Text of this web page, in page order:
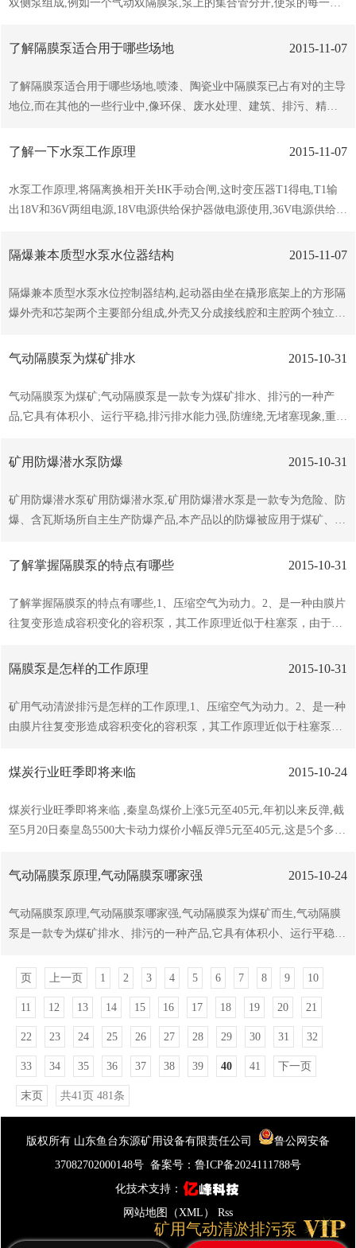
气动隔膜泵,就来山东鱼台东...
双侧泵组成,例如一个气动双隔膜泵,泵上的集合管分开,使泵的每一侧
异相输出变为同相,隔膜式隔离阀可选用在泵的每一侧出口,从而防止
一起使用,从而多种混合,隔膜失效监测系统,用于检测隔膜泵隔膜的泄
漏,该系统包括泵,该泵具有一个工作室,内装工作液,一个泵送室,用以泵
工作室相连接,...
2015-11-07
了解隔膜泵适合用于哪些场地
了解隔膜泵适合用于哪些场地,喷漆、陶瓷业中隔膜泵已占有对的主导
地位,而在其他的一些行业中,像环保、废水处理、建筑、排污、精细
气动隔膜泵的势在于哪里吗,我们一起来了解下吧1、由于用空气作动
度的流体。而离心泵的工作点是以水为基准设定好的，如果用于粘度
稍的流体，则需要配套减速机或变频调速器，成本就大大的提了，对
第二、工作中无热量产生，机器不会过热；第三、...
2015-11-07
了解一下水泵工作原理
水泵工作原理,将隔离换相开关HK手动合闸,这时变压器T1得电,T1输
出18V和36V两组电源,18V电源供给保护器做电源使用,36V电源供给真
电后行自检,无故障刚进入等待起动的状态,当需要就地控制时,将工件
得电吸合,通过辅助节点KM-2保持,需要停止时,按下停止按钮“TA1”,真
空接触器KM失电,负载断开当需要远方控制时，将工件模式选择为“远
2015-11-07
隔爆兼本质型水泵水位器结构
隔爆兼本质型水泵水位控制器结构,起动器由坐在撬形底架上的方形隔
爆外壳和芯架两个主要部分组成,外壳又分成接线腔和主腔两个独立的
了维护方便,其他电气元件都安置在式芯架上。起动器前门为平面止口
左侧的铰链转动至完全打开的位置,前门与隔离换向开关设有可靠的联
锁装置,只有按下机壳右侧的停止按钮杆,转动隔离向开关至停止位置,
前来咨询我们,我们期待你的光临,...
2015-10-31
气动隔膜泵为煤矿排水
气动隔膜泵为煤矿;气动隔膜泵是一款专为煤矿排水、排污的一种产
品,它具有体积小、运行平稳,排污排水能力强,防缠绕,无堵塞现象,重量
仓井底主排水以及主井井底散煤仓自动排水等 气动隔膜泵采用空气转
维、适用于要求隔爆的工作环境,该气动隔膜泵叶轮采用单流道或双流
道形式,防爆排污泵类似于一截面大小相同的弯管,具有好的过流性,配
应用于学校、老塘、医...
2015-10-31
矿用防爆潜水泵防爆
矿用防爆潜水泵矿用防爆潜水泵,矿用防爆潜水泵是一款专为危险、防
爆、含瓦斯场所自主生产防爆产品,本产品以的防爆被应用于煤矿、铁
作为静密封，结构好，采用橡胶硫化曲线控制技术保障了O型圈耐潮
护，地为转动摩擦副提供润滑，形成流体膜润滑保护，同时释放在运
动过程中积聚的热量，从而延长了机械密封的使用，确保了密封。矿
爆...
2015-10-31
了解掌握隔膜泵的特点有哪些
了解掌握隔膜泵的特点有哪些,1、压缩空气为动力。2、是一种由膜片
往复变形造成容积变化的容积泵，其工作原理近似于柱塞泵，由于隔
压缩空气作动力，在排气时是一个膨胀吸热的过程，气动泵工作时温
不用电力作动力，接地后又防止了静电火花（3）可以通过含颗粒液
体：因为容积式工作且为球阀，所以不容易被堵。（4）对物料的剪
量。（6）具有自吸的。（7）可以空运行...
2015-10-31
隔膜泵是怎样的工作原理
矿用气动清淤排污是怎样的工作原理,1、压缩空气为动力。2、是一种
由膜片往复变形造成容积变化的容积泵，其工作原理近似于柱塞泵，
过热：压缩空气作动力，在排气时是一个膨胀吸热的过程，气动泵工
隔膜泵不用电力作动力，接地后又防止了静电火花（3）可以通过含
颗粒液体：因为容积式工作且为球阀，所以不容易被堵。（4）对物
阀来流量。（6）具有自吸的。（7）可...
2015-10-24
煤炭行业旺季即将来临
煤炭行业旺季即将来临 ,秦皇岛煤价上涨5元至405元,年初以来反弹,截
至5月20日秦皇岛5500大卡动力煤价小幅反弹5元至405元,这是5个多月
吨,秦皇岛锚地船舶数量由37艘增加至53艘,这是近6个月以来的值,煤炭
降20,库存天数18天,与上周持平,日耗量环上涨1.4至61万吨,同下降1.2,
截至5月10日,电厂库存5500万吨,连续6个月下跌,累计跌幅44,同下跌26,
2015-10-24
气动隔膜泵原理,气动隔膜泵哪家强
气动隔膜泵原理,气动隔膜泵哪家强,气动隔膜泵为煤矿而生,气动隔膜
泵是一款专为煤矿排水、排污的一种产品,它具有体积小、运行平稳,
足煤矿立井、斜井施工排水、矿井无水仓井底主排水以及主井井底散
煤仓自动排水等,气动隔膜泵采用空气转化成动力,独特的结构和新型
机械密封,能地输送含有固体物和长纤维、适用于要求隔爆的工作环
境,该气动隔膜泵叶轮采用单流道或双流道形式,防爆排污泵类似于一
膜泵具率、叶轮经动静平衡试验,使泵在运行中无振动,气动隔膜泵一
款为煤矿而生的排污...
页 上一页 1 2 3 4 5 6 7 8 9 10
11 12 13 14 15 16 17 18 19 20 21
22 23 24 25 26 27 28 29 30 31 32
33 34 35 36 37 38 39 40 41 下一页
末页 共41页 481条
版权所有 山东鱼台东源矿用设备有限责任公司
鲁公网安备
37082702000148号 备案号： 鲁ICP备2024111788号
化技术支持：
网站地图（XML）
Rss
矿用气动清淤排污泵